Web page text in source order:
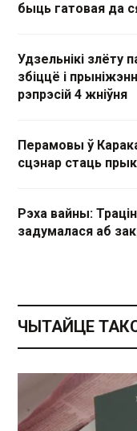
быць гатовая да
Удзельнікі злёту
збіццё і
рэпрэсій 4 жніўня
Перамовы ў
сцэнар стаць
Рэха вайны:
задумалася аб
ЧЫТАЙЦЕ